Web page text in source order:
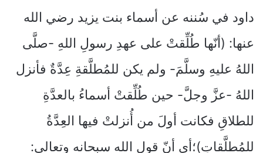
داود في سُننه عن أسماء بنت يزيد رضي الله
عنها: (أنّها طُلِّقتْ على عهدِ رسولِ اللهِ -صلَّى
اللهُ عليهِ وسلَّمَ- ولم يكن للمُطلَّقةِ عِدَّةٌ فأنزل
اللهُ -عزَّ وجلَّ- حين طُلِّقتْ أسماءُ بالعدَّةِ
للطلاقِ فكانت أولَ من أُنزلتْ فيها العِدَّةُ
للمُطلَّقاتِ)؛أي أنّ قول الله سبحانه وتعالى: